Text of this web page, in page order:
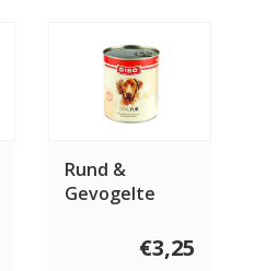
Rund &
Gevogelte
€3,25